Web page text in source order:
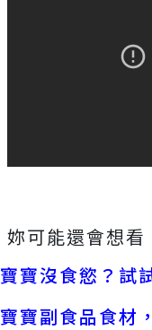
妳可能還會想看
寶寶沒食慾？試
寶寶副食品食材